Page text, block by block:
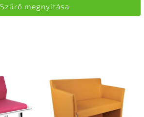
Szűrő megnyitása